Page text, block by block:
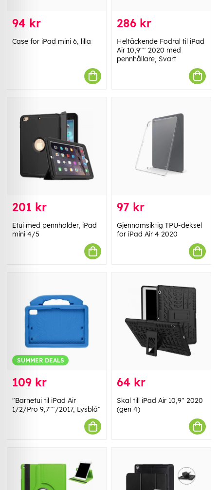
94 kr
Case for iPad mini 6, lilla
286 kr
Heltäckende Fodral til iPad
Air 10,9"" 2020 med
pennhållare, Svart
201 kr
Etui med pennholder, iPad
mini 4/5
97 kr
Gjennomsiktig TPU-deksel
for iPad Air 4 2020
SUMMER DEALS
109 kr
"Barnetui til iPad Air
1/2/Pro 9,7""/2017, Lysblå"
64 kr
Skal till iPad Air 10,9" 2020
(gen 4)